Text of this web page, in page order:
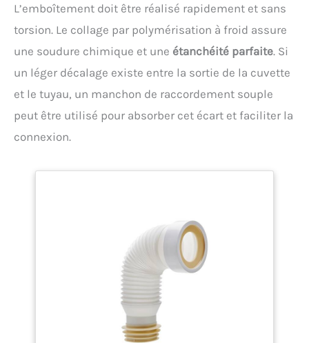
L’emboîtement doit être réalisé rapidement et sans
torsion. Le collage par polymérisation à froid assure
une soudure chimique et une étanchéité parfaite. Si
un léger décalage existe entre la sortie de la cuvette
et le tuyau, un manchon de raccordement souple
peut être utilisé pour absorber cet écart et faciliter la
connexion.